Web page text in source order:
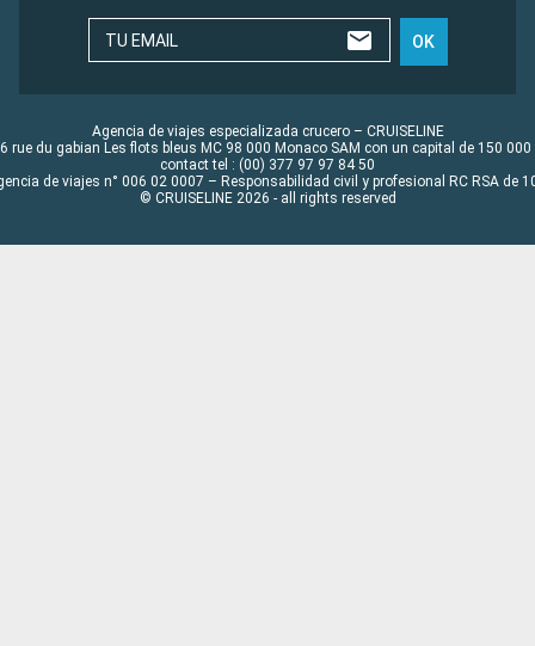
TU EMAIL OK
Agencia de viajes especializada crucero – CRUISELINE
rue du gabian Les flots bleus MC 98 000 Monaco SAM con un capital de 150 000
contact tel : (00) 377 97 97 84 50
de viajes n° 006 02 0007 – Responsabilidad civil y profesional RC RSA de
© CRUISELINE 2026 - all rights reserved